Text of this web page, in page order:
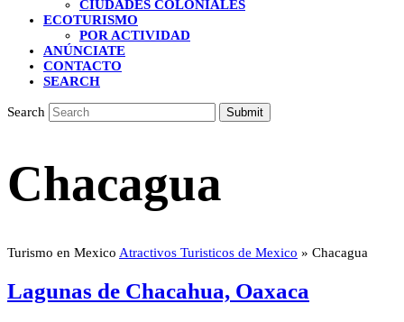
CIUDADES COLONIALES
ECOTURISMO
POR ACTIVIDAD
ANÚNCIATE
CONTACTO
SEARCH
Search Submit
Chacagua
Turismo en Mexico Atractivos Turisticos de Mexico » Chacagua
Lagunas de Chacahua, Oaxaca